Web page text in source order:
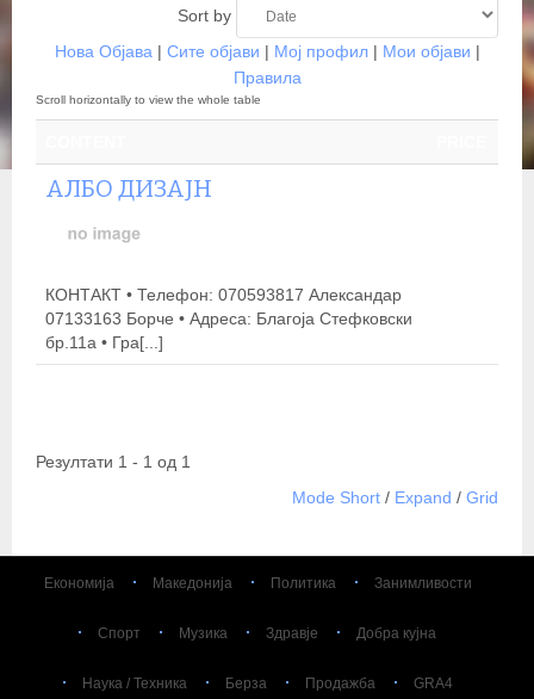
Sort by
Нова Објава | Сите објави | Мој профил| Мои објави |
Правила
АЛБО ДИЗАЈН
КОНТАКТ • Телефон: 070593817 Александар
07133163 Борче • Адреса: Благоја Стефковски
бр.11а • Гра[...]
Резултати 1 - 1 од 1
Mode Short / Expand / Grid
Економија Македонија Политика Занимливости
Спорт Музика Здравје Добра кујна
Наука / Техника Берза Продажба GRA4